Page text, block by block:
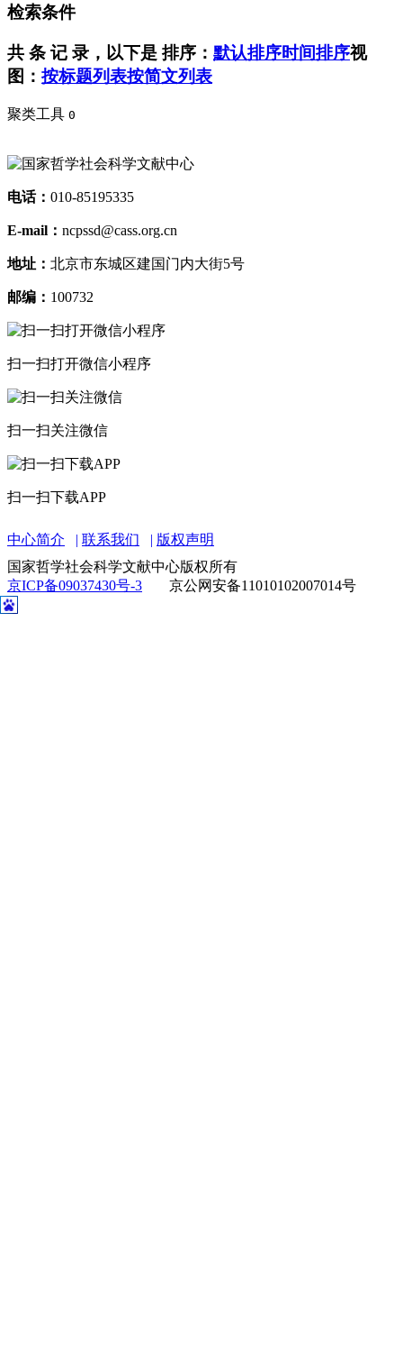
检索条件
共 条 记 录，以下是 排序： 默认排序时间排序视
图： 按标题列表按简文列表
聚类工具 0
电话： 010-85195335
E-mail： ncpssd@cass.org.cn
地址： 北京市东城区建国门内大街5号
邮编： 100732
扫一扫打开微信小程序
扫一扫关注微信
扫一扫下载APP
中心简介 联系我们
版权声明
国家哲学社会科学文献中心版权所有
京ICP备09037430号-3
京公网安备11010102007014号